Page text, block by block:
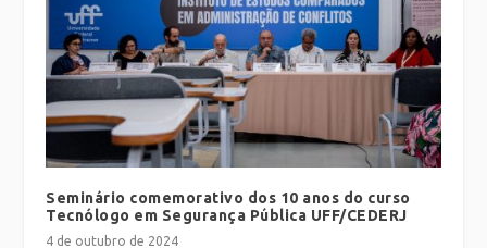
Seminário comemorativo dos 10 anos do curso
Tecnólogo em Segurança Pública UFF/CEDERJ
4 de outubro de 2024